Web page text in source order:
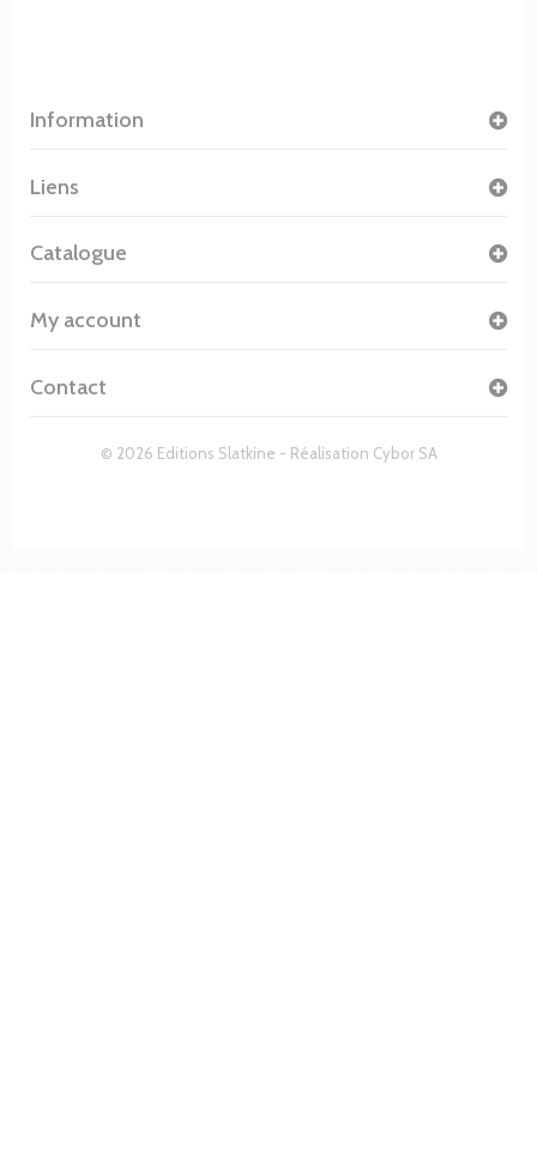
Information
© 2026 Editions Slatkine - Réalisation Cybor SA
Liens
Catalogue
My account
Contact